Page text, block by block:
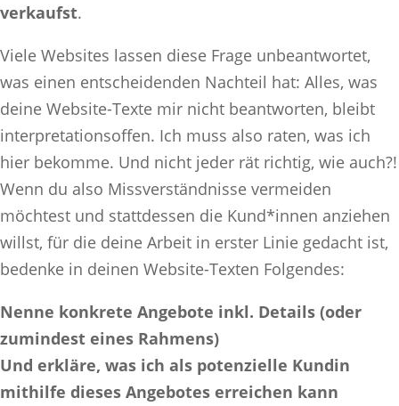
verkaufst.
Viele Websites lassen diese Frage unbeantwortet,
was einen entscheidenden Nachteil hat: Alles, was
deine Website-Texte mir nicht beantworten, bleibt
interpretationsoffen. Ich muss also raten, was ich
hier bekomme. Und nicht jeder rät richtig, wie auch?!
Wenn du also Missverständnisse vermeiden
möchtest und stattdessen die Kund*innen anziehen
willst, für die deine Arbeit in erster Linie gedacht ist,
bedenke in deinen Website-Texten Folgendes:
Nenne konkrete Angebote inkl. Details (oder
zumindest eines Rahmens)
Und erkläre, was ich als potenzielle Kundin
mithilfe dieses Angebotes erreichen kann